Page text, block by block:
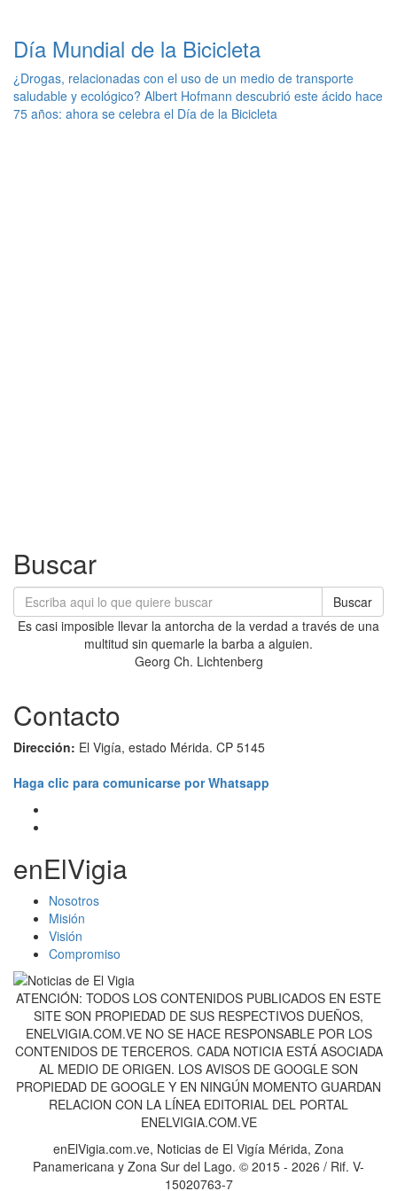
Día Mundial de la Bicicleta
¿Drogas, relacionadas con el uso de un medio de transporte
saludable y ecológico? Albert Hofmann descubrió este ácido hace
75 años: ahora se celebra el Día de la Bicicleta
Buscar
Buscar
Es casi imposible llevar la antorcha de la verdad a través de una
multitud sin quemarle la barba a alguien.
Georg Ch. Lichtenberg
Contacto
Dirección: El Vigía, estado Mérida. CP 5145
Haga clic para comunicarse por Whatsapp
enElVigia
Nosotros
Misión
Visión
Compromiso
ATENCIÓN: TODOS LOS CONTENIDOS PUBLICADOS EN ESTE
SITE SON PROPIEDAD DE SUS RESPECTIVOS DUEÑOS,
ENELVIGIA.COM.VE NO SE HACE RESPONSABLE POR LOS
CONTENIDOS DE TERCEROS. CADA NOTICIA ESTÁ ASOCIADA
AL MEDIO DE ORIGEN. LOS AVISOS DE GOOGLE SON
PROPIEDAD DE GOOGLE Y EN NINGÚN MOMENTO GUARDAN
RELACION CON LA LÍNEA EDITORIAL DEL PORTAL
ENELVIGIA.COM.VE
enElVigia.com.ve, Noticias de El Vigía Mérida, Zona
Panamericana y Zona Sur del Lago. © 2015 - 2026 / Rif. V-
15020763-7